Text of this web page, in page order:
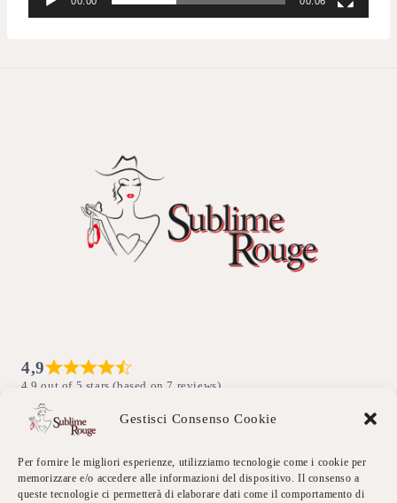
Gestisci Consenso Cookie
Per fornire le migliori esperienze, utilizziamo tecnologie come i cookie per
memorizzare e/o accedere alle informazioni del dispositivo. Il consenso a
queste tecnologie ci permetterà di elaborare dati come il comportamento di
4,9
4,9 out of 5 stars (based on 7 reviews)
Excellent
Very good
Average
Terrible
0%